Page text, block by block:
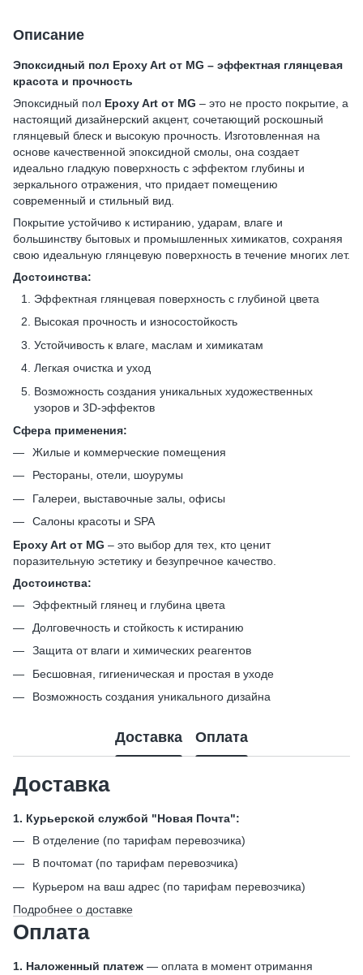
Описание
Эпоксидный пол Epoxy Art от MG – эффектная глянцевая
красота и прочность
Эпоксидный пол Epoxy Art от MG – это не просто покрытие, а
настоящий дизайнерский акцент, сочетающий роскошный
глянцевый блеск и высокую прочность. Изготовленная на
основе качественной эпоксидной смолы, она создает
идеально гладкую поверхность с эффектом глубины и
зеркального отражения, что придает помещению
современный и стильный вид.
Покрытие устойчиво к истиранию, ударам, влаге и
большинству бытовых и промышленных химикатов, сохраняя
свою идеальную глянцевую поверхность в течение многих лет.
Достоинства:
Эффектная глянцевая поверхность с глубиной цвета
Высокая прочность и износостойкость
Устойчивость к влаге, маслам и химикатам
Легкая очистка и уход
Возможность создания уникальных художественных
узоров и 3D-эффектов
Сфера применения:
Жилые и коммерческие помещения
Рестораны, отели, шоурумы
Галереи, выставочные залы, офисы
Салоны красоты и SPA
Epoxy Art от MG – это выбор для тех, кто ценит
поразительную эстетику и безупречное качество.
Достоинства:
Эффектный глянец и глубина цвета
Долговечность и стойкость к истиранию
Защита от влаги и химических реагентов
Бесшовная, гигиеническая и простая в уходе
Возможность создания уникального дизайна
Доставка Оплата
Доставка
1. Курьерской службой "Новая Почта":
В отделение (по тарифам перевозчика)
В почтомат (по тарифам перевозчика)
Курьером на ваш адрес (по тарифам перевозчика)
Подробнее о доставке
Оплата
1. Наложенный платеж — оплата в момент отримання